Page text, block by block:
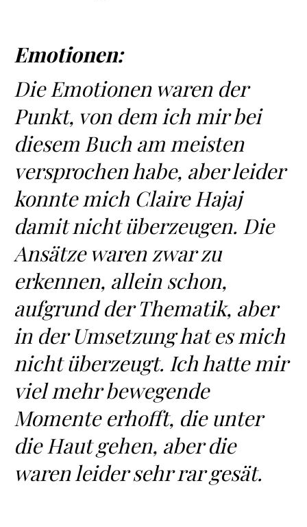
Emotionen:
Die Emotionen waren der
Punkt, von dem ich mir bei
diesem Buch am meisten
versprochen habe, aber leider
konnte mich Claire Hajaj
damit nicht überzeugen. Die
Ansätze waren zwar zu
erkennen, allein schon,
aufgrund der Thematik, aber
in der Umsetzung hat es mich
nicht überzeugt. Ich hatte mir
viel mehr bewegende
Momente erhofft, die unter
die Haut gehen, aber die
waren leider sehr rar gesät.